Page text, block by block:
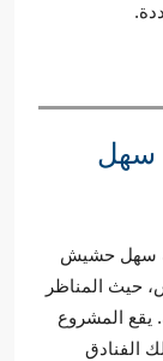
سهل
سهل حشيش
حيث المناظر
يقع المشروع
الفنادق